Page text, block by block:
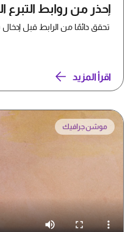
إحذر من روابط التبرع
تحقق دائمًا من الرابط قبل إدخال
اقرأ المزيد
موشن جرافيك